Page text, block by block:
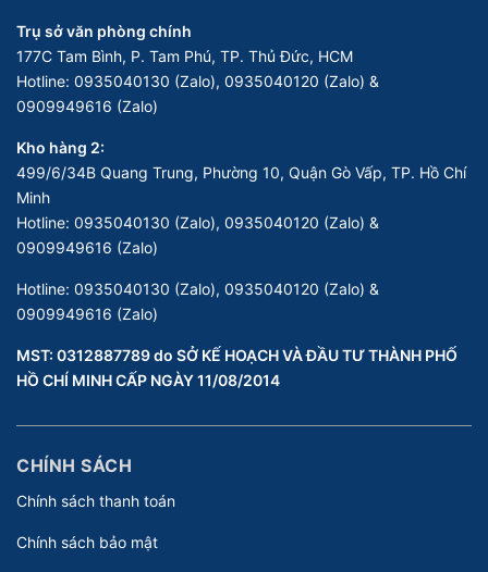
Trụ sở văn phòng chính
177C Tam Bình, P. Tam Phú, TP. Thủ Đức, HCM
Hotline: 0935040130 (Zalo), 0935040120 (Zalo) &
0909949616 (Zalo)
Kho hàng 2:
499/6/34B Quang Trung, Phường 10, Quận Gò Vấp, TP. Hồ Chí
Minh
Hotline: 0935040130 (Zalo), 0935040120 (Zalo) &
0909949616 (Zalo)
Hotline: 0935040130 (Zalo), 0935040120 (Zalo) &
0909949616 (Zalo)
MST: 0312887789 do SỞ KẾ HOẠCH VÀ ĐẦU TƯ THÀNH PHỐ
HỒ CHÍ MINH CẤP NGÀY 11/08/2014
CHÍNH SÁCH
Chính sách thanh toán
Chính sách bảo mật